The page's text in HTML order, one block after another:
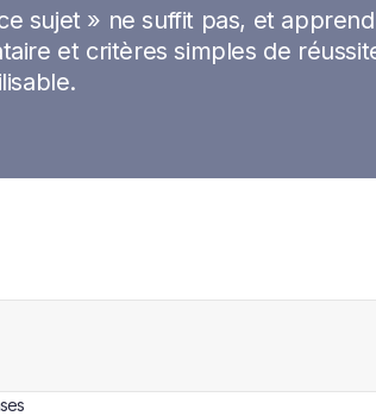
sujet » ne suffit pas, et
et critères simples de